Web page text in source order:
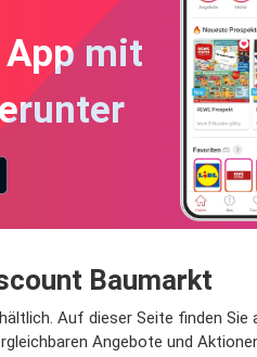
mit
Baumarkt
Auf dieser Seite finden
Angebote und